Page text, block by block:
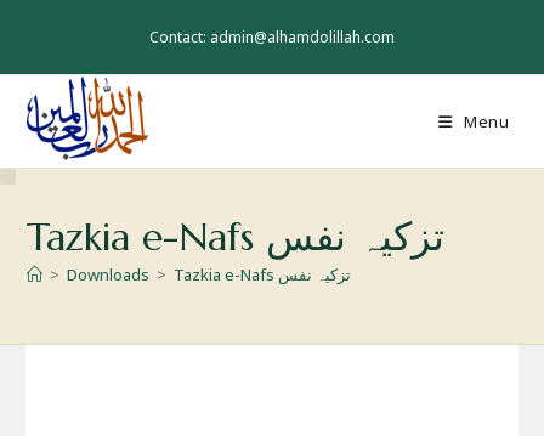
Contact: admin@alhamdolillah.com
Menu
Tazkia e-Nafs تزکیہ نفس
> Downloads > Tazkia e-Nafs تزکیہ نفس